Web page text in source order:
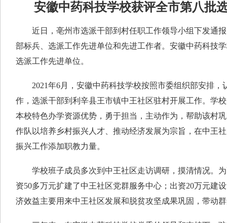
安徽中药科技学校获评全市第八批
近日，亳州市选派干部到村任职工作领导小组下发通报
部标兵、选派工作先进单位和先进工作者。安徽中药科技
选派工作先进单位。
2021年6月，安徽中药科技学校按照市委组织部安排，
作，选派干部到利辛县王市镇中王社区驻村开展工作。学
本校特色办学资源优势，勇于担当，主动作为，帮助该村
作队以培养乡村振兴人才、推动经济发展为宗旨，在中王
振兴工作添加职教力量。
学校班子成员多次到中王社区走访调研，摸清情况。为
资50多万元扩建了中王社区党群服务中心；出资20万元建
济效益主要用来中王社区发展和脱贫攻坚成果巩固，带动